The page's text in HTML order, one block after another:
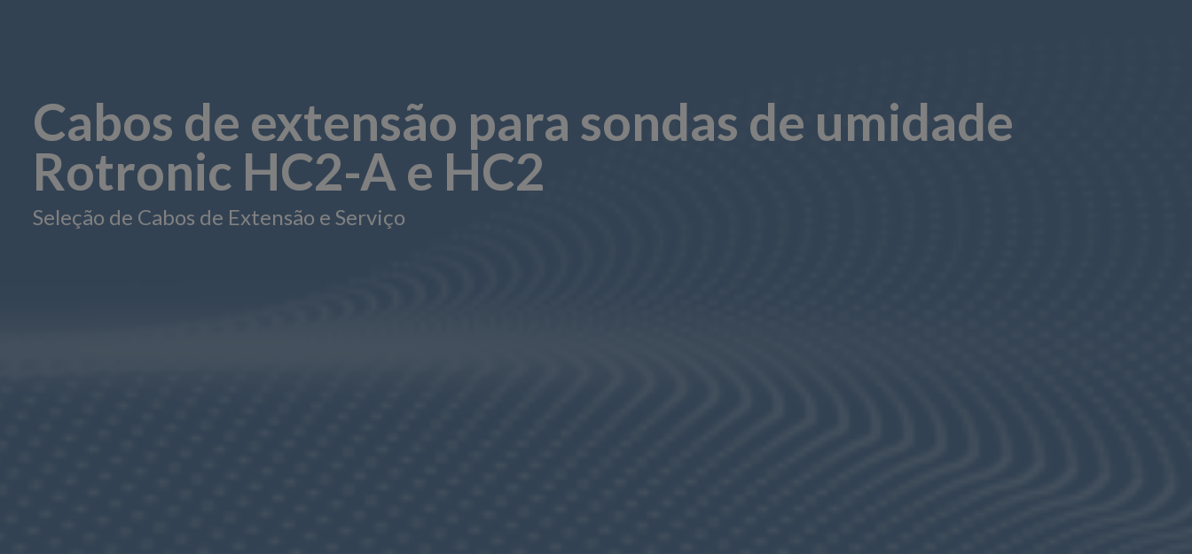
Cabos de extensão para sondas de umidade
Rotronic HC2-A e HC2
Seleção de Cabos de Extensão e Serviço